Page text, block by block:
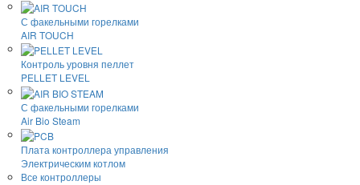
С факельными горелками
AIR TOUCH
Контроль уровня пеллет
PELLET LEVEL
С факельными горелками
Air Bio Steam
Плата контроллера управления
Электрическим котлом
Все контроллеры